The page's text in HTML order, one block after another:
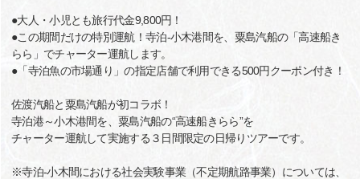
●大人・小児とも旅行代金9,800円！
●この期間だけの特別運航！寺泊-小木港間を、粟島汽船の「高速船き
らら」でチャーター運航します。
●「寺泊魚の市場通り」の指定店舗で利用できる500円クーポン付き！
佐渡汽船と粟島汽船が初コラボ！
寺泊港～小木港間を、粟島汽船の“高速船きらら”を
チャーター運航して実施する３日間限定の日帰りツアーです。
※寺泊-小木間における社会実験事業（不定期航路事業）については、